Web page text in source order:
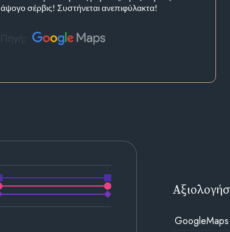
άψογο σέρβις! Συστήνεται ανεπιφύλακτα!
Πηγή:
GoogleMaps